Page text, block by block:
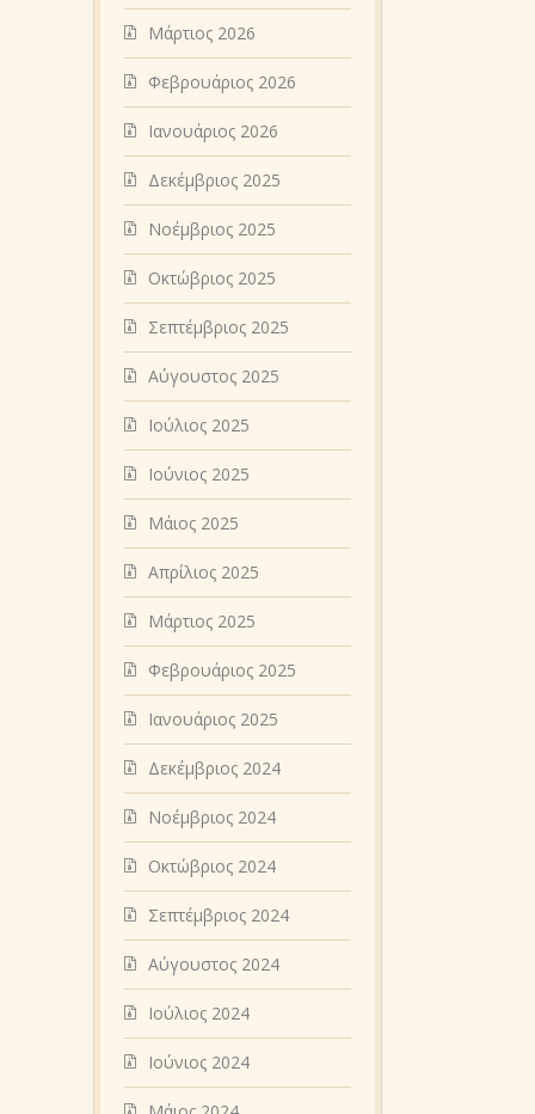
Μάρτιος 2026
Φεβρουάριος 2026
Ιανουάριος 2026
Δεκέμβριος 2025
Νοέμβριος 2025
Οκτώβριος 2025
Σεπτέμβριος 2025
Αύγουστος 2025
Ιούλιος 2025
Ιούνιος 2025
Μάιος 2025
Απρίλιος 2025
Μάρτιος 2025
Φεβρουάριος 2025
Ιανουάριος 2025
Δεκέμβριος 2024
Νοέμβριος 2024
Οκτώβριος 2024
Σεπτέμβριος 2024
Αύγουστος 2024
Ιούλιος 2024
Ιούνιος 2024